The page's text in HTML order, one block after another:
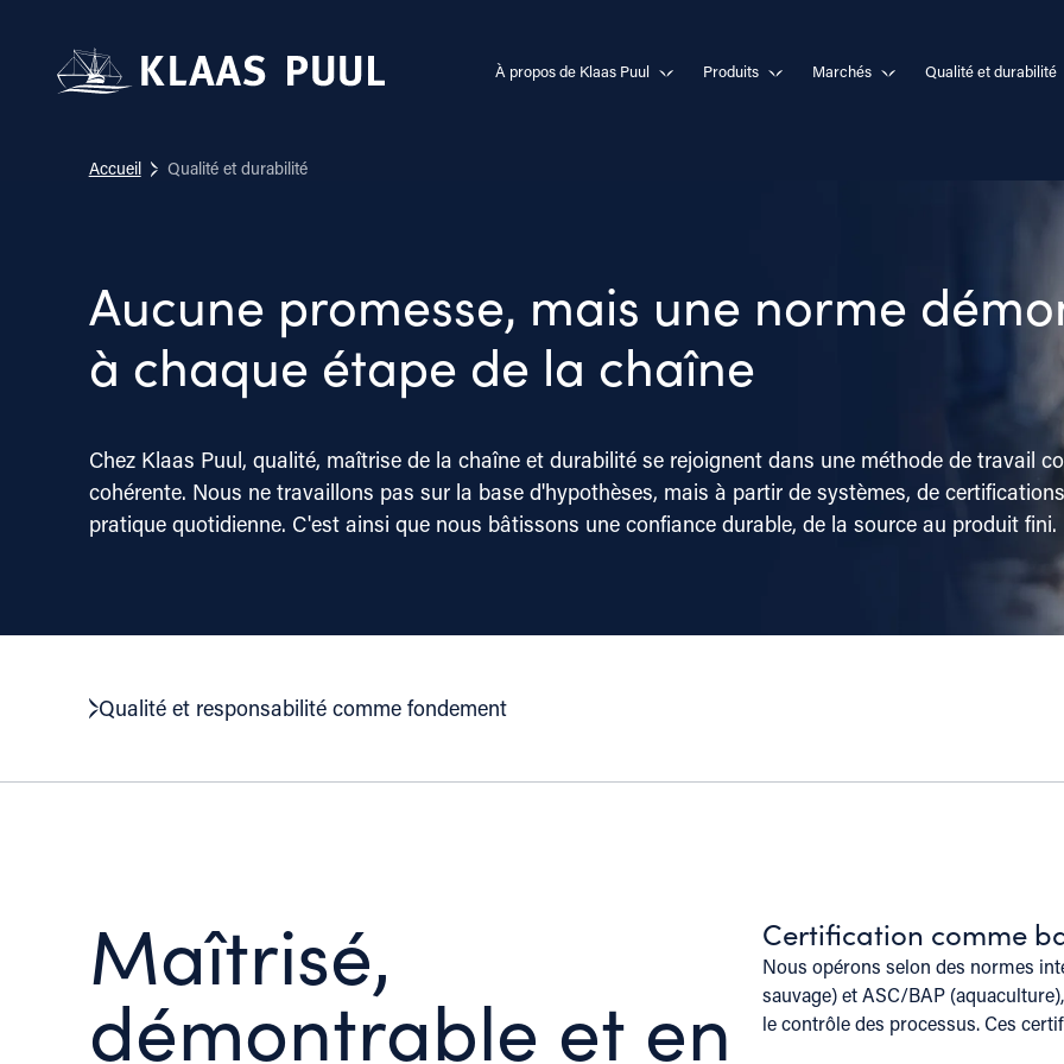
À propos de Klaas Puul Produits Marchés Qualité et durabilité
Accueil Qualité et durabilité
Aucune promesse, mais une norme
à chaque étape de la chaîne
Chez Klaas Puul, qualité, maîtrise de la chaîne et durabilité se rejoignent dans une méthode de travail
cohérente. Nous ne travaillons pas sur la base d'hypothèses, mais à partir de systèmes, de
pratique quotidienne. C'est ainsi que nous bâtissons une confiance durable, de la source au produit fini.
Qualité et responsabilité comme fondement
Maîtrisé,
démontrable et en
Certification comme
Nous opérons selon des normes
sauvage) et ASC/BAP
le contrôle des processus. Ces